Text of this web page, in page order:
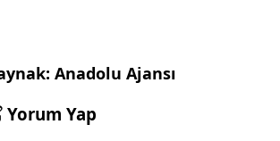
Anadolu Ajansı
Yorum Yap